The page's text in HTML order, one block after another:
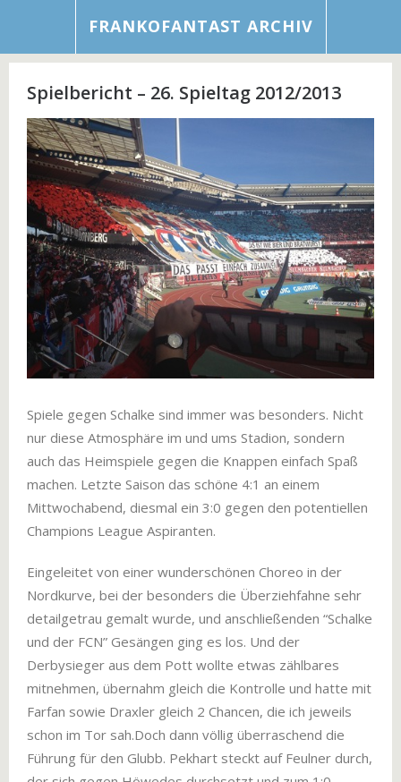
FRANKOFANTAST ARCHIV
Spielbericht – 26. Spieltag 2012/2013
Spiele gegen Schalke sind immer was besonders. Nicht
nur diese Atmosphäre im und ums Stadion, sondern
auch das Heimspiele gegen die Knappen einfach Spaß
machen. Letzte Saison das schöne 4:1 an einem
Mittwochabend, diesmal ein 3:0 gegen den potentiellen
Champions League Aspiranten.
Eingeleitet von einer wunderschönen Choreo in der
Nordkurve, bei der besonders die Überziehfahne sehr
detailgetrau gemalt wurde, und anschließenden “Schalke
und der FCN” Gesängen ging es los. Und der
Derbysieger aus dem Pott wollte etwas zählbares
mitnehmen, übernahm gleich die Kontrolle und hatte mit
Farfan sowie Draxler gleich 2 Chancen, die ich jeweils
schon im Tor sah.Doch dann völlig überraschend die
Führung für den Glubb. Pekhart steckt auf Feulner durch,